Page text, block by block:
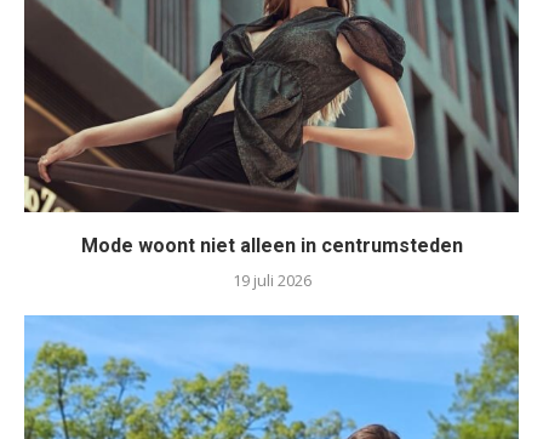
Mode woont niet alleen in centrumsteden
19 juli 2026